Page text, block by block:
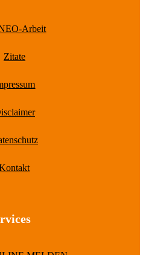
Arbeit
Zitate